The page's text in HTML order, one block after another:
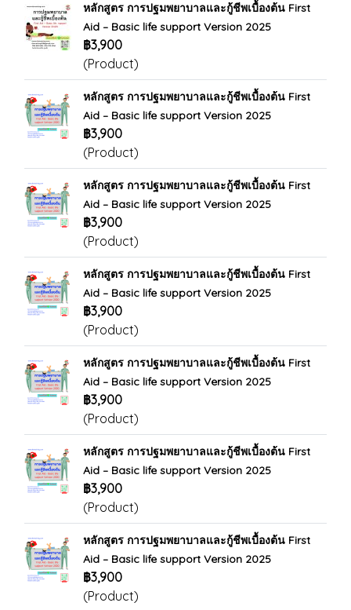
หลักสูตร การปฐมพยาบาลและกู้ชีพเบื้องต้น First
Aid – Basic life support Version 2025
฿3,900
(Product)
หลักสูตร การปฐมพยาบาลและกู้ชีพเบื้องต้น First
Aid – Basic life support Version 2025
฿3,900
(Product)
หลักสูตร การปฐมพยาบาลและกู้ชีพเบื้องต้น First
Aid – Basic life support Version 2025
฿3,900
(Product)
หลักสูตร การปฐมพยาบาลและกู้ชีพเบื้องต้น First
Aid – Basic life support Version 2025
฿3,900
(Product)
หลักสูตร การปฐมพยาบาลและกู้ชีพเบื้องต้น First
Aid – Basic life support Version 2025
฿3,900
(Product)
หลักสูตร การปฐมพยาบาลและกู้ชีพเบื้องต้น First
Aid – Basic life support Version 2025
฿3,900
(Product)
หลักสูตร การปฐมพยาบาลและกู้ชีพเบื้องต้น First
Aid – Basic life support Version 2025
฿3,900
(Product)